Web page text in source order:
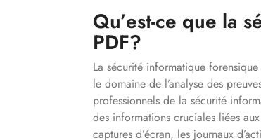
Qu’est-ce que la
PDF?
La sécurité informatique
le domaine de l’analyse des
professionnels de la sécurité
des informations cruciales liées
captures d’écran, les journaux